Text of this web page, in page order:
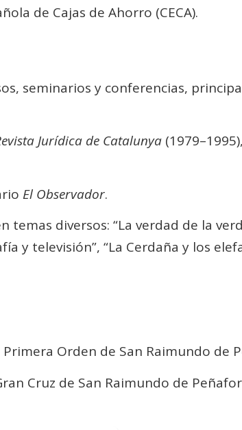
de Cajas de Ahorro (CECA).
seminarios y conferencias,
Jurídica de Catalunya
El Observador.
temas diversos: “La verdad de la
y televisión”, “La Cerdaña y los
Orden de San Raimundo de
Cruz de San Raimundo de